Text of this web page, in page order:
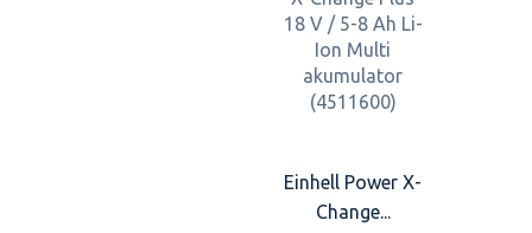
Einhell Power X-
Change...